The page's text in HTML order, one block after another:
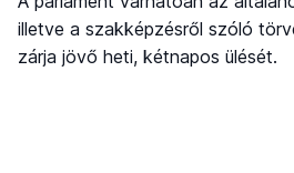
illetve a szakképzésről szóló
zárja jövő heti, kétnapos ülését.